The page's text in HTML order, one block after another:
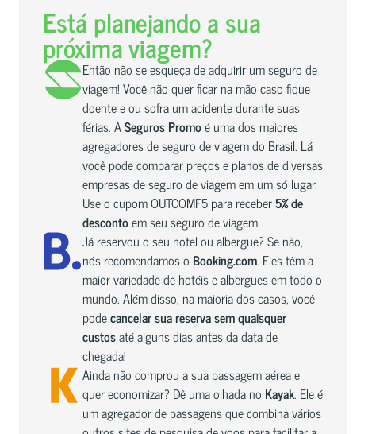
Está planejando a sua
próxima viagem?
Então não se esqueça de adquirir um seguro de
viagem! Você não quer ficar na mão caso fique
doente e ou sofra um acidente durante suas
férias. ASeguros Promoé uma dos maiores
agregadores de seguro de viagem do Brasil. Lá
você pode comparar preços e planos de diversas
empresas de seguro de viagem em um só lugar.
Use o cupom OUTCOMF5 para receber5% de
descontoem seu seguro de viagem.
Já reservou o seu hotel ou albergue? Se não,
nós recomendamos o Booking.com. Eles têm a
maior variedade de hotéis e albergues em todo o
mundo. Além disso, na maioria dos casos, você
podecancelar sua reserva sem quaisquer
custosaté alguns dias antes da data de
chegada!
Ainda não comprou a sua passagem aérea e
quer economizar? Dê uma olhada no Kayak. Ele é
um agregador de passagens que combina vários